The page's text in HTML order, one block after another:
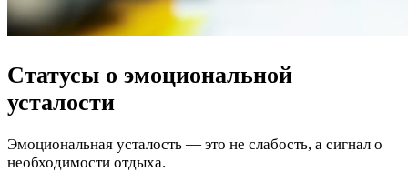
Статусы о эмоциональной
усталости
Эмоциональная усталость — это не слабость, а сигнал о
необходимости отдыха.